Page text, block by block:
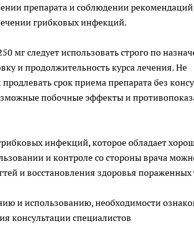
препарата и соблюдении рекомендаций
грибковых инфекций.
мг следует использовать строго по
и продолжительность курса лечения. Не
срок приема препарата без
побочные эффекты и
инфекций, которое обладает
и контроле со стороны врача
и восстановления здоровья пораженных
и использованию, необходимости
консультации специалистов